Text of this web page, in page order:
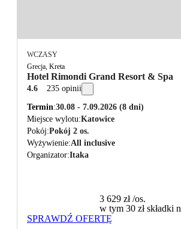
WCZASY
Grecja, Kreta
Hotel Rimondi Grand Resort & Spa
4.6 235 opinii
Termin 30.08 - 7.09.2026 (8 dni)
Miejsce wylotu Katowice
Pokój Pokój 2 os.
Wyżywienie All inclusive
Organizator Itaka
3 629 zł/os.
w tym 30 zł składki
SPRAWDŹ OFERTĘ